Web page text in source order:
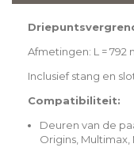
Afmetingen: L = 792
Inclusief stang en
Compatibiliteit:
Deuren van de
Origins, Multimax,